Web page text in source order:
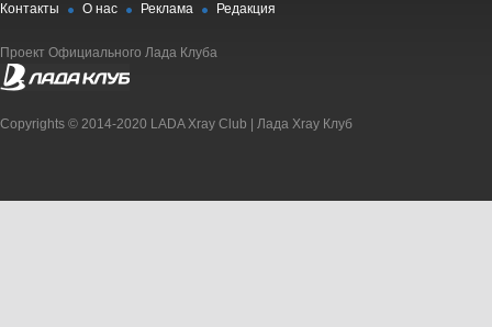
Контакты О нас Реклама Редакция
Проект Официального Лада Клуба
Copyrights © 2014-2020 LADA Xray Club | Лада Xray Клуб